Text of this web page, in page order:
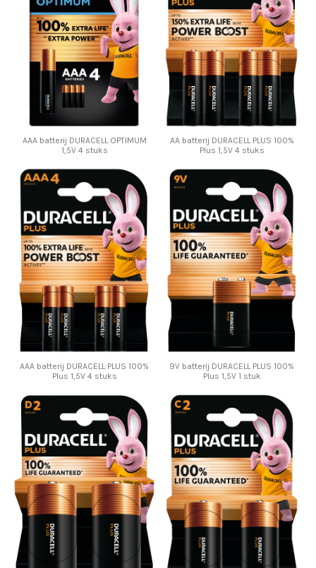
AAA batterij DURACELL OPTIMUM
1,5V 4 stuks
AA batterij DURACELL PLUS 100%
Plus 1,5V 4 stuks
AAA batterij DURACELL PLUS 100%
Plus 1,5V 4 stuks
9V batterij DURACELL PLUS 100%
Plus 1,5V 1 stuk